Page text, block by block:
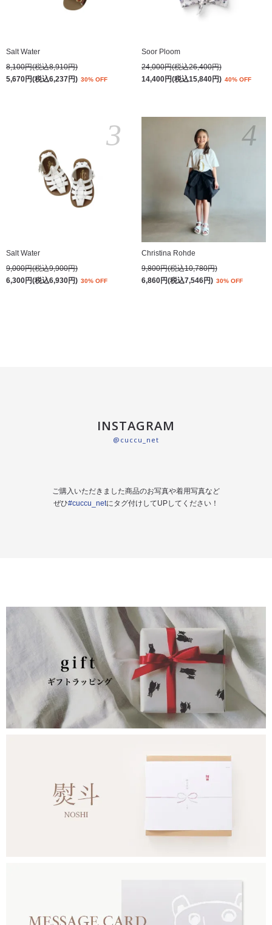
Salt Water
8,100円(税込8,910円)
5,670円(税込6,237円) 30% OFF
Soor Ploom
24,000円(税込26,400円)
14,400円(税込15,840円) 40% OFF
Salt Water
9,000円(税込9,900円)
6,300円(税込6,930円) 30% OFF
3
Christina Rohde
9,800円(税込10,780円)
6,860円(税込7,546円) 30% OFF
4
INSTAGRAM
@cuccu_net
ご購入いただきました商品のお写真や着用写真など
ぜひ#cuccu_netにタグ付けしてUPしてください！